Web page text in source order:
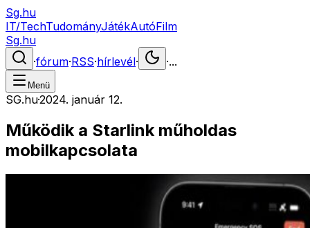
Sg.hu
IT/TechTudományJátékAutóFilm
Sg.hu
·fórum·RSS·hírlevél· ·...
Menü
SG.hu·2024. január 12.
Működik a Starlink műholdas
mobilkapcsolata